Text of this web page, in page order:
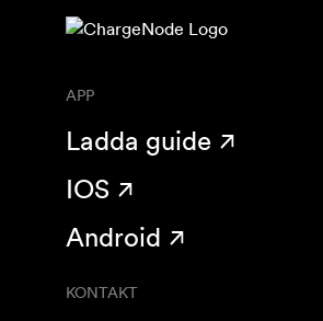
APP
Ladda guide
IOS
Android
KONTAKT